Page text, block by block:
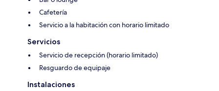
Cafetería
Servicio a la habitación con horario limitado
Servicios
Servicio de recepción (horario limitado)
Resguardo de equipaje
Instalaciones